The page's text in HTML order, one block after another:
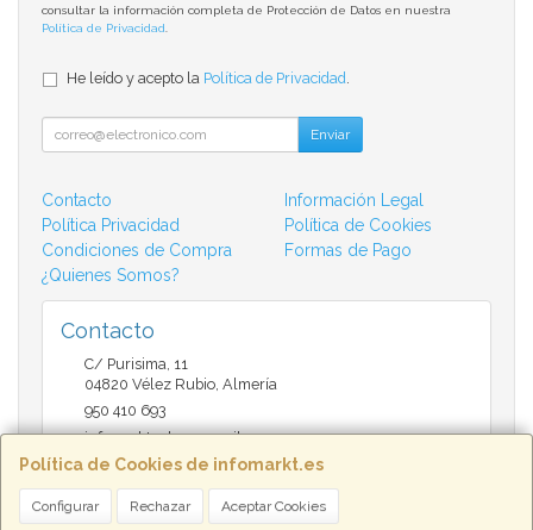
Política de Cookies de infomarkt.es
Configurar Rechazar Aceptar Cookies
consultar la información completa de Protección de Datos en nuestra
Política de Privacidad
He leído y acepto la Política de Privacidad
Enviar
Contacto
Información Legal
Política Privacidad
Política de Cookies
Condiciones de Compra
Formas de Pago
¿Quienes Somos?
Contacto
C/ Purisima, 11
04820 Vélez Rubio Almería
950 410 693
infomarktvelez@gmail.com
Horario